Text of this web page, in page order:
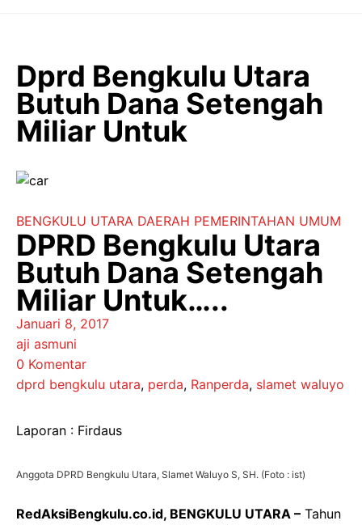
Dprd Bengkulu Utara
Butuh Dana Setengah
Miliar Untuk
BENGKULU UTARA DAERAH PEMERINTAHAN UMUM
DPRD Bengkulu Utara
Butuh Dana Setengah
Miliar Untuk…..
Januari 8, 2017
aji asmuni
0 Komentar
dprd bengkulu utara, perda, Ranperda, slamet waluyo
Laporan : Firdaus
Anggota DPRD Bengkulu Utara, Slamet Waluyo S, SH. (Foto : ist)
RedAksiBengkulu.co.id, BENGKULU UTARA – Tahun